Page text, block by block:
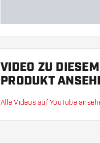
VIDEO ZU DIESEM
PRODUKT
Alle Videos auf YouTube